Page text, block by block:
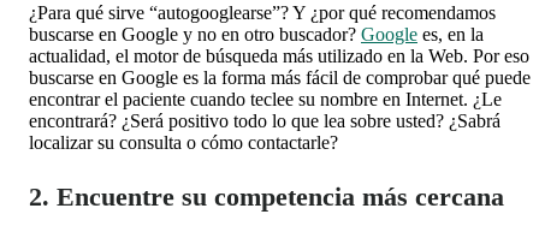
¿Para qué sirve “autogooglearse”? Y ¿por qué recomendamos
buscarse en Google y no en otro buscador? Google es, en la
actualidad, el motor de búsqueda más utilizado en la Web. Por eso
buscarse en Google es la forma más fácil de comprobar qué puede
encontrar el paciente cuando teclee su nombre en Internet. ¿Le
encontrará? ¿Será positivo todo lo que lea sobre usted? ¿Sabrá
localizar su consulta o cómo contactarle?
2. Encuentre su competencia más cercana